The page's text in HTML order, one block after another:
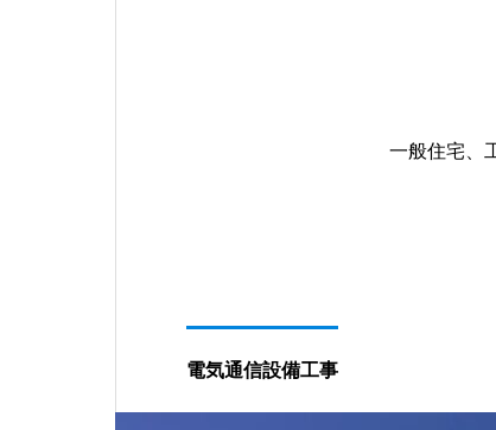
一般住宅、
電気通信設備工事